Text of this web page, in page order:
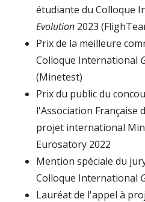
étudiante du Colloque
Evolution 2023
Prix de la meilleure
Colloque International
(Minetest)
Prix du public du
l'Association Française
projet international
Eurosatory 2022
Mention spéciale du
Colloque International
Lauréat de l'appel à